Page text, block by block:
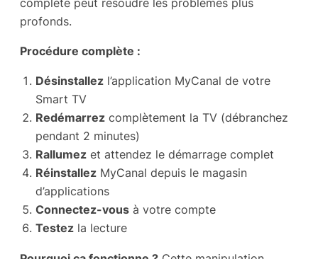
profonds.
Procédure complète :
Désinstallez l’application MyCanal de votre
Smart TV
Redémarrez complètement la TV (débranchez
pendant 2 minutes)
Rallumez et attendez le démarrage complet
Réinstallez MyCanal depuis le magasin
d’applications
Connectez-vous à votre compte
Testez la lecture